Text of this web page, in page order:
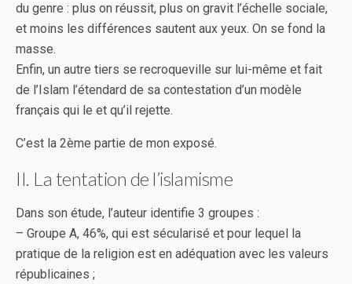
du genre : plus on réussit, plus on gravit l’échelle sociale,
et moins les différences sautent aux yeux. On se fond la
masse.
Enfin, un autre tiers se recroqueville sur lui-même et fait
de l’Islam l’étendard de sa contestation d’un modèle
français qui le et qu’il rejette.
C’est la 2ème partie de mon exposé.
II. La tentation de l’islamisme
Dans son étude, l’auteur identifie 3 groupes :
– Groupe A, 46%, qui est sécularisé et pour lequel la
pratique de la religion est en adéquation avec les valeurs
républicaines ;